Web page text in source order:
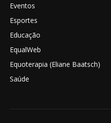
Eventos
Esportes
Educação
EqualWeb
Equoterapia (Eliane Baatsch)
Saúde